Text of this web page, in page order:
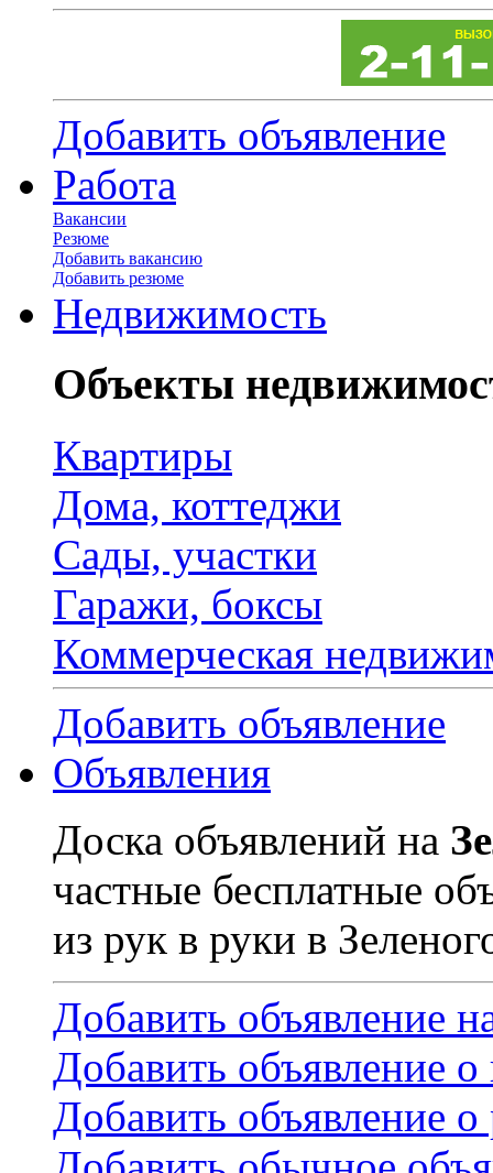
Добавить объявление
Работа
Вакансии
Резюме
Добавить вакансию
Добавить резюме
Недвижимость
Объекты
Квартиры
Дома, коттеджи
Сады, участки
Гаражи, боксы
Коммерческая
Добавить объявление
Объявления
Доска объявлений на
частные бесплатные
из рук в руки в
Добавить объявление
Добавить объявление
Добавить объявление о